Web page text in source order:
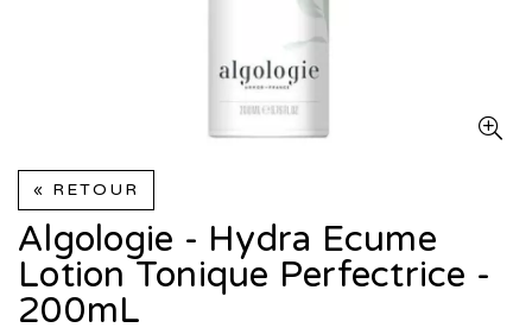
« RETOUR
Algologie - Hydra Ecume
Lotion Tonique Perfectrice -
200mL